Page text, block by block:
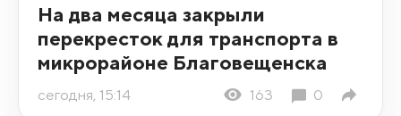
На два месяца закрыли
перекресток для транспорта в
микрорайоне Благовещенска
сегодня, 15:14 163 0